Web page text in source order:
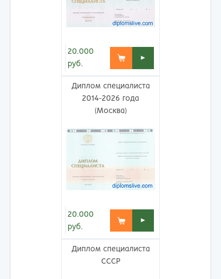
20.000
руб.
►
Диплом специалиста
2014-2026 года
(Москва)
20.000
руб.
►
Диплом специалиста
СССР